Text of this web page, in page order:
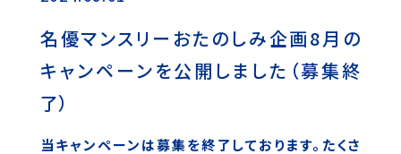
名優マンスリーおたのしみ企画8月の
キャンペーンを公開しました（募集終
了）
当キャンペーンは募集を終了しております。たくさ